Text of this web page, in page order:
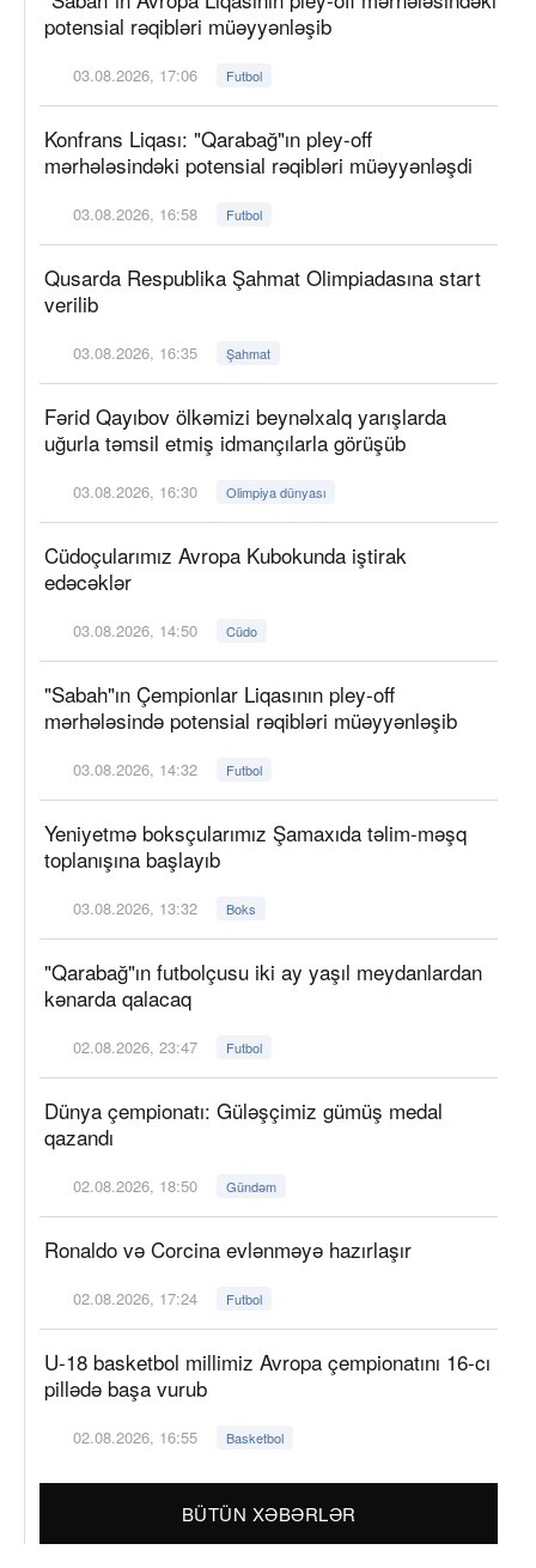
potensial rəqibləri müəyyənləşib
03.08.2026, 17:06 Futbol
Konfrans Liqası: "Qarabağ"ın pley-off
mərhələsindəki potensial rəqibləri müəyyənləşdi
03.08.2026, 16:58 Futbol
Qusarda Respublika Şahmat Olimpiadasına start
verilib
03.08.2026, 16:35 Şahmat
Fərid Qayıbov ölkəmizi beynəlxalq yarışlarda
uğurla təmsil etmiş idmançılarla görüşüb
03.08.2026, 16:30 Olimpiya dünyası
Cüdoçularımız Avropa Kubokunda iştirak
edəcəklər
03.08.2026, 14:50 Cüdo
"Sabah"ın Çempionlar Liqasının pley-off
mərhələsində potensial rəqibləri müəyyənləşib
03.08.2026, 14:32 Futbol
Yeniyetmə boksçularımız Şamaxıda təlim-məşq
toplanışına başlayıb
03.08.2026, 13:32 Boks
"Qarabağ"ın futbolçusu iki ay yaşıl meydanlardan
kənarda qalacaq
02.08.2026, 23:47 Futbol
Dünya çempionatı: Güləşçimiz gümüş medal
qazandı
02.08.2026, 18:50 Gündəm
Ronaldo və Corcina evlənməyə hazırlaşır
02.08.2026, 17:24 Futbol
U-18 basketbol millimiz Avropa çempionatını 16-cı
pillədə başa vurub
02.08.2026, 16:55 Basketbol
BÜTÜN XƏBƏRLƏR